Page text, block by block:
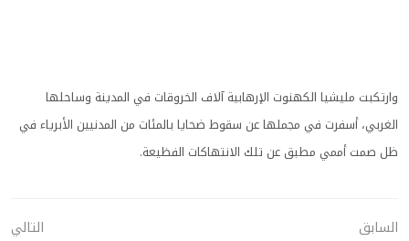
وارتكبت مليشيا الكهنوت الإرهابية آلاف الخروقات في المدينة وساحلها
الغربي، أسفرت في مجملها عن سقوط ضحايا بالمئات من المدنيين الأبرياء في
ظل صمت أممي مطبق عن تلك الانتهاكات الفظيعة.
السابق
التالي